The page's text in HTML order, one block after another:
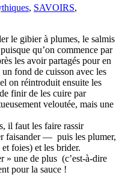
, SAVOIRS,
le gibier à plumes, le salmis
qu’on commence par
les avoir partagés pour en
fond de cuisson avec les
on réintroduit ensuite les
finir de les cuire par
veloutée, mais une
il faut les faire rassir
faisander — puis les plumer,
foies) et les brider.
» une de plus (c’est-à-dire
pour la sauce !